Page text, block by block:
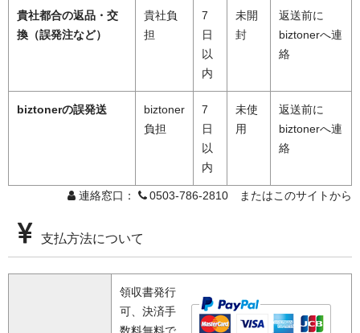
貴社都合の返品・交
換（誤発注など）
貴社負
担
7
日
以
内
未開
封
返送前に
biztonerへ連
絡
biztonerの誤発送
biztoner
負担
7
日
以
内
未使
用
返送前に
biztonerへ連
絡
連絡窓口： 0503-786-2810 またはこのサイトから
支払方法について
領収書発行
可、決済手